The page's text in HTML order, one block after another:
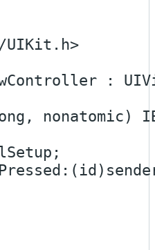
UIKit.h>
:
nonatomic)